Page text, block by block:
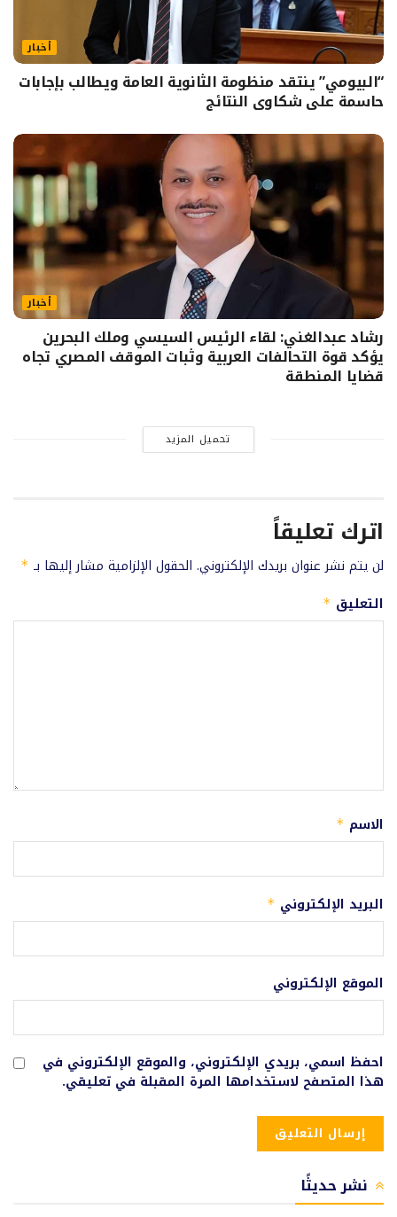
أخبار
“البيومي” ينتقد منظومة الثانوية العامة ويطالب بإجابات
حاسمة على شكاوى النتائج
أخبار
رشاد عبدالغني: لقاء الرئيس السيسي وملك البحرين
يؤكد قوة التحالفات العربية وثبات الموقف المصري تجاه
قضايا المنطقة
تحميل المزيد
اترك تعليقاً
لن يتم نشر عنوان بريدك الإلكتروني. الحقول الإلزامية مشار إليها بـ *
التعليق *
الاسم *
البريد الإلكتروني *
الموقع الإلكتروني
احفظ اسمي، بريدي الإلكتروني، والموقع الإلكتروني في
هذا المتصفح لاستخدامها المرة المقبلة في تعليقي.
نشر حديثًا